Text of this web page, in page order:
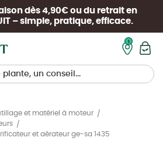
dès 4,90€ ou du retrait en
– simple, pratique, efficace.
et matériel à moteur
et aérateur ge-sa 1435